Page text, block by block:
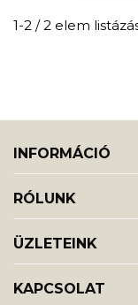
1-2 / 2 elem
INFORMÁCIÓ
RÓLUNK
ÜZLETEINK
KAPCSOLAT